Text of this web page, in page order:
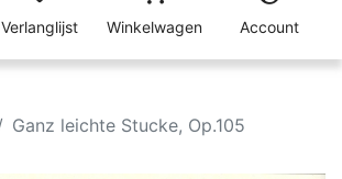
Verlanglijst Winkelwagen Account
Ganz leichte Stucke, Op.105